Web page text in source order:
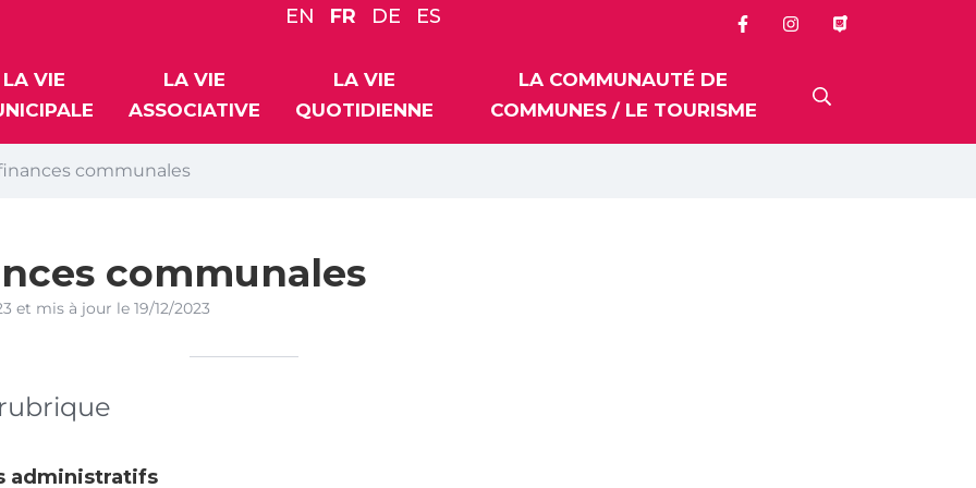
EN FR DE ES
LA VIE
LA VIE
ASSOCIATIVE
LA VIE
QUOTIDIENNE
LA COMMUNAUTÉ DE
COMMUNES / LE TOURISME
communales
communales
et mis à jour le 19/12/2023
administratifs